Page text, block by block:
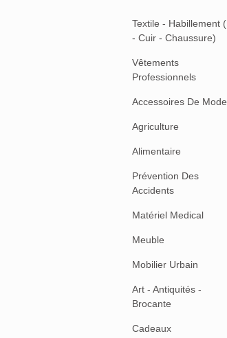
Textile - Habillement (
- Cuir - Chaussure)
Vêtements
Professionnels
Accessoires De Mode
Agriculture
Alimentaire
Prévention Des
Accidents
Matériel Medical
Meuble
Mobilier Urbain
Art - Antiquités -
Brocante
Cadeaux